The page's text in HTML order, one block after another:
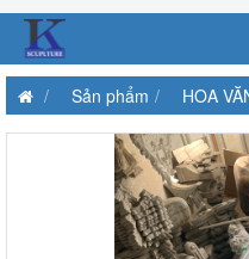
Sản phẩm HOA